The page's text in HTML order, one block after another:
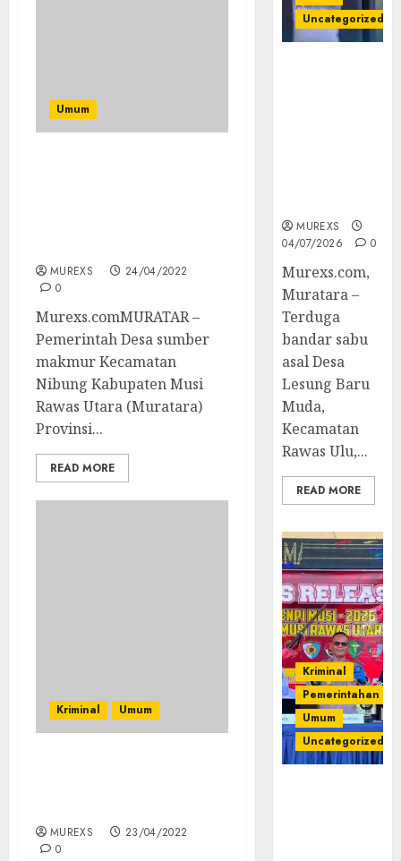
Umum
MUREXS
24/04/2022
0
Murexs.comMURATAR –
Pemerintah Desa sumber
makmur Kecamatan
Nibung Kabupaten Musi
Rawas Utara (Muratara)
Provinsi...
READ MORE
Kriminal Umum
MUREXS
23/04/2022
0
Uncategorized
MUREXS
04/07/2026
0
Murexs.com,
Muratara –
Terduga
bandar sabu
asal Desa
Lesung Baru
Muda,
Kecamatan
Rawas Ulu,...
READ MORE
Kriminal
Pemerintahan
Umum
Uncategorized